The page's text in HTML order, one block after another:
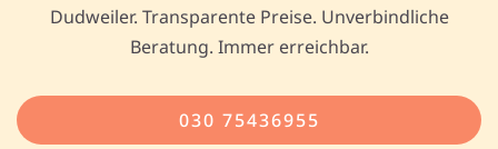
Dudweiler. Transparente Preise. Unverbindliche
Beratung. Immer erreichbar.
030 75436955